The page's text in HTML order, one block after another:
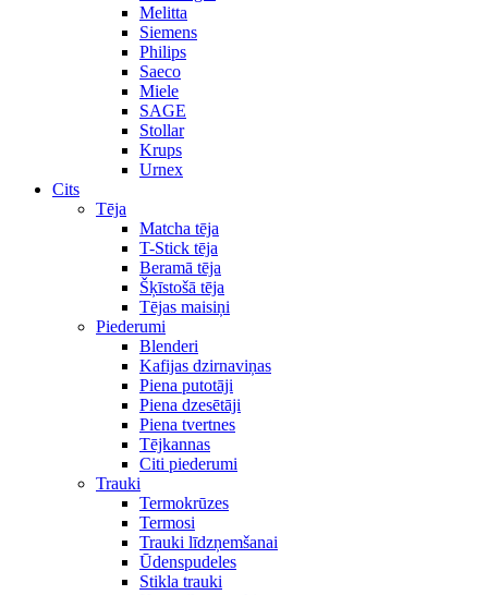
Melitta
Siemens
Philips
Saeco
Miele
SAGE
Stollar
Krups
Urnex
Cits
Tēja
Matcha tēja
T-Stick tēja
Beramā tēja
Šķīstošā tēja
Tējas maisiņi
Piederumi
Blenderi
Kafijas dzirnaviņas
Piena putotāji
Piena dzesētāji
Piena tvertnes
Tējkannas
Citi piederumi
Trauki
Termokrūzes
Termosi
Trauki līdzņemšanai
Ūdenspudeles
Stikla trauki